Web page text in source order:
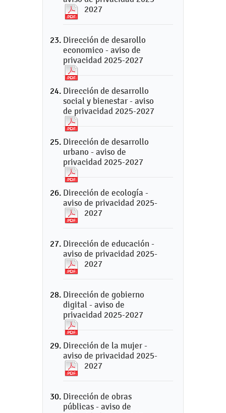
2027
Dirección de desarollo
economico - aviso de
privacidad 2025-2027
Dirección de desarrollo
social y bienestar - aviso
de privacidad 2025-2027
Dirección de desarrollo
urbano - aviso de
privacidad 2025-2027
Dirección de ecología -
aviso de privacidad 2025-
2027
Dirección de educación -
aviso de privacidad 2025-
2027
Dirección de gobierno
digital - aviso de
privacidad 2025-2027
Dirección de la mujer -
aviso de privacidad 2025-
2027
Dirección de obras
públicas - aviso de